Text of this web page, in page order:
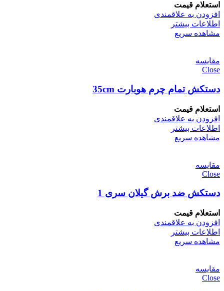
استعلام قیمت
افزودن به علاقمندی
اطلاعات بیشتر
مشاهده سریع
مقایسه
Close
دستکش تمام چرم هوبارت 35cm
استعلام قیمت
افزودن به علاقمندی
اطلاعات بیشتر
مشاهده سریع
مقایسه
Close
دستکش ضد برش گیلان سری 1
استعلام قیمت
افزودن به علاقمندی
اطلاعات بیشتر
مشاهده سریع
مقایسه
Close